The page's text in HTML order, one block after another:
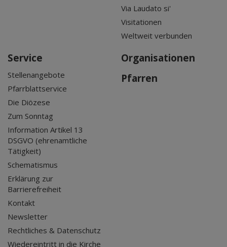
Via Laudato si'
Visitationen
Weltweit verbunden
Service
Stellenangebote
Pfarrblattservice
Die Diözese
Zum Sonntag
Information Artikel 13
DSGVO (ehrenamtliche
Tätigkeit)
Schematismus
Erklärung zur
Barrierefreiheit
Kontakt
Newsletter
Rechtliches & Datenschutz
Wiedereintritt in die Kirche
Organisationen
Pfarren